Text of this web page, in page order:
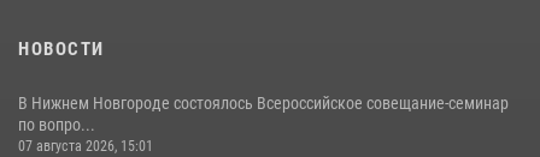
НОВОСТИ
В Нижнем Новгороде состоялось Всероссийское совещание-семинар
по вопро...
07 августа 2026, 15:01